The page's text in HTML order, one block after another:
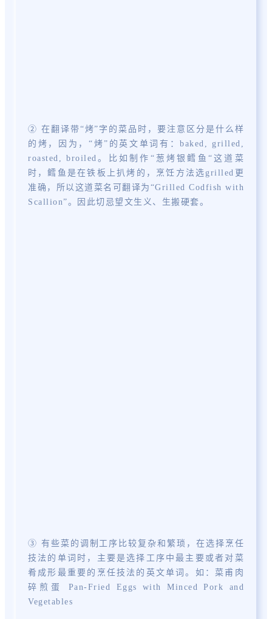
② 在翻译带“烤”字的菜品时，要注意区分是什么样
的烤，因为，“烤”的英文单词有：baked, grilled,
roasted, broiled。比如制作“葱烤银鳕鱼“这道菜
时，鳕鱼是在铁板上扒烤的，烹饪方法选grilled更
准确， 所以这道菜名可翻译为“Grilled Codfish with
Scallion”。 因此切忌望文生义、生搬硬套。
③ 有些菜的调制工序比较复杂和繁琐，在选择烹任
技法的单词时，主要是选择工序中最主要或者对菜
肴成形最重要的烹任技法的英文单词。如：菜甫肉
碎煎蛋 Pan-Fried Eggs with Minced Pork and
Vegetables